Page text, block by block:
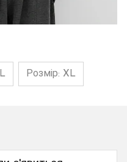
Розмір: XL